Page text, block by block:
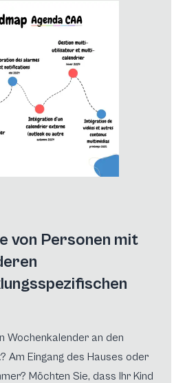
von Personen mit
Wochenkalender an den
Am Eingang des Hauses oder
Möchten Sie, dass Ihr Kind